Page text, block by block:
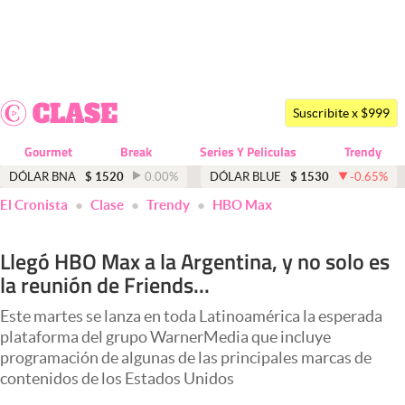
Dólar
Economía y Política
Finanzas y Mercados
Negocios
Columnistas
Otras secciones
Apertura
Suscribite x $999
Gourmet Break Series Y Peliculas Trendy
DÓLAR BNA $ 1520 0.00% DÓLAR BLUE $ 1530 -0.65%
El Cronista Clase Trendy HBO Max
Llegó HBO Max a la Argentina, y no solo es
la reunión de Friends...
Este martes se lanza en toda Latinoamérica la esperada
plataforma del grupo WarnerMedia que incluye
programación de algunas de las principales marcas de
contenidos de los Estados Unidos